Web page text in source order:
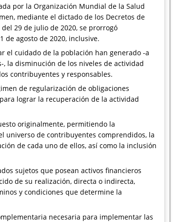
por la Organización Mundial de la Salud
mediante el dictado de los Decretos de
29 de julio de 2020, se prorrogó
de agosto de 2020, inclusive.
el cuidado de la población han generado -a
la disminución de los niveles de actividad
contribuyentes y responsables.
de regularización de obligaciones
lograr la recuperación de la actividad
originalmente, permitiendo la
universo de contribuyentes comprendidos, la
de cada uno de ellos, así como la inclusión
sujetos que posean activos financieros
de su realización, directa o indirecta,
y condiciones que determine la
necesaria para implementar las